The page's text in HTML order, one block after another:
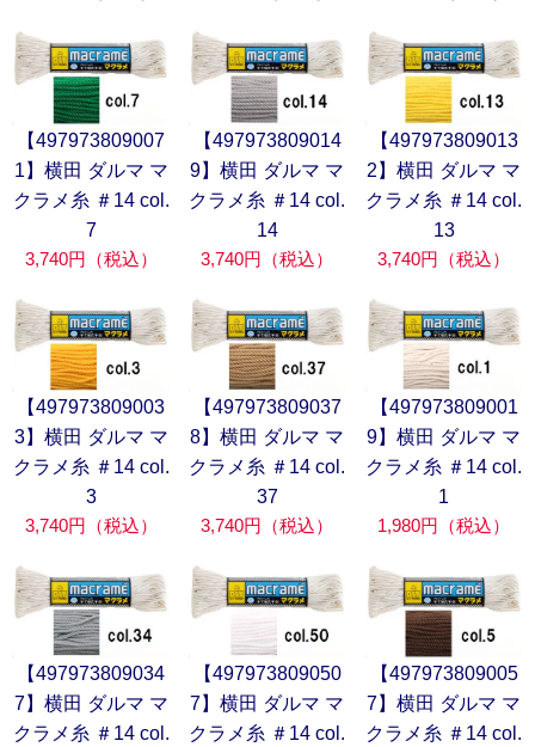
【497973809007
1】横田 ダルマ マ
クラメ糸 ＃14 col.
7
3,740円（税込）
【497973809014
9】横田 ダルマ マ
クラメ糸 ＃14 col.
14
3,740円（税込）
【497973809013
2】横田 ダルマ マ
クラメ糸 ＃14 col.
13
3,740円（税込）
【497973809003
3】横田 ダルマ マ
クラメ糸 ＃14 col.
3
3,740円（税込）
【497973809037
8】横田 ダルマ マ
クラメ糸 ＃14 col.
37
3,740円（税込）
【497973809001
9】横田 ダルマ マ
クラメ糸 ＃14 col.
1
1,980円（税込）
【497973809034
7】横田 ダルマ マ
クラメ糸 ＃14 col.
【497973809050
7】横田 ダルマ マ
クラメ糸 ＃14 col.
【497973809005
7】横田 ダルマ マ
クラメ糸 ＃14 col.